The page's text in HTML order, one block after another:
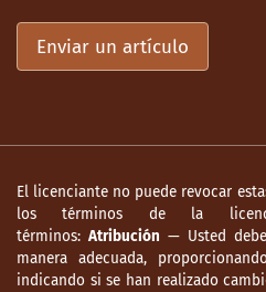
Enviar un artículo
El licenciante no puede revocar
los términos de la
términos: Atribución — Usted
manera adecuada,
indicando si se han realizado